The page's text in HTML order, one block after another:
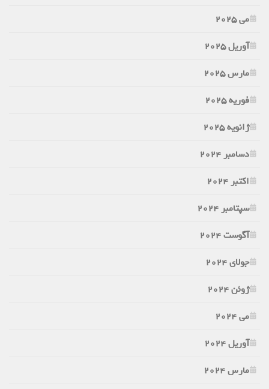
می 2025
آوریل 2025
مارس 2025
فوریه 2025
ژانویه 2025
دسامبر 2024
اکتبر 2024
سپتامبر 2024
آگوست 2024
جولای 2024
ژوئن 2024
می 2024
آوریل 2024
مارس 2024